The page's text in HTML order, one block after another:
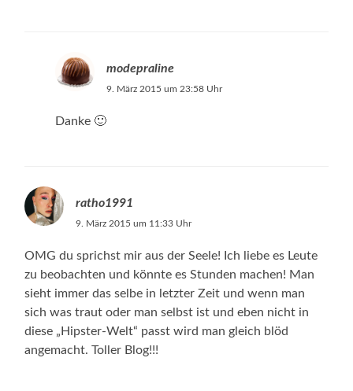
modepraline
9. März 2015 um 23:58 Uhr
Danke 🙂
ratho1991
9. März 2015 um 11:33 Uhr
OMG du sprichst mir aus der Seele! Ich liebe es Leute
zu beobachten und könnte es Stunden machen! Man
sieht immer das selbe in letzter Zeit und wenn man
sich was traut oder man selbst ist und eben nicht in
diese „Hipster-Welt“ passt wird man gleich blöd
angemacht. Toller Blog!!!